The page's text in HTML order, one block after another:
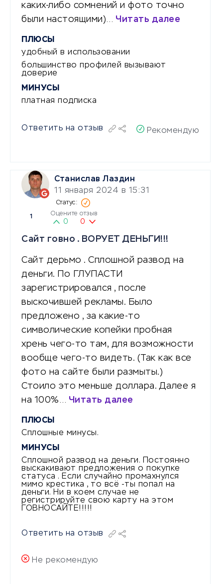
каких-либо сомнений и фото точно
были настоящими)… Читать далее
ПЛЮСЫ
удобный в использовании
большинство профилей вызывают
доверие
МИНУСЫ
платная подписка
Ответить на отзыв Рекомендую
Станислав Лаздин
11 января 2024 в 15:31
1 Оцените отзыв
0 0
Сайт говно . ВОРУЕТ ДЕНЬГИ!!!
Сайт дерьмо . Сплошной развод на
деньги. По ГЛУПАСТИ
зарегистрировался , после
выскочившей рекламы. Было
предложено , за какие-то
символические копейки пробная
хрень чего-то там, для возможности
вообще чего-то видеть. (Так как все
фото на сайте были размыты.)
Стоило это меньше доллара. Далее я
на 100%… Читать далее
ПЛЮСЫ
Сплошные минусы.
МИНУСЫ
Сплошной развод на деньги. Постоянно
выскакивают предложения о покупке
статуса . Если случайно промахнулся
мимо крестика , то всё -ты попал на
деньги. Ни в коем случае не
регистрируйте свою карту на этом
ГОВНОСАЙТЕ!!!!!
Ответить на отзыв
Не рекомендую